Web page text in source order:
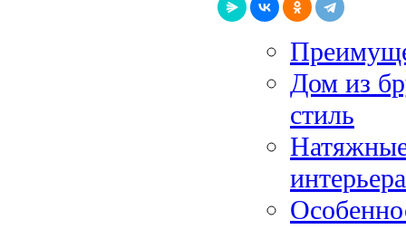
Дом из
стиль
Натяжные
интерьера